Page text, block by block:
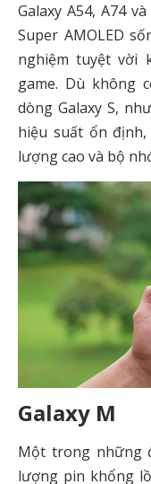
Galaxy A54, A74
Super AMOLED
nghiệm tuyệt vời
game. Dù không
dòng Galaxy S,
hiệu suất ổn
lượng cao và bộ
Galaxy M
Một trong những
lượng pin khổng